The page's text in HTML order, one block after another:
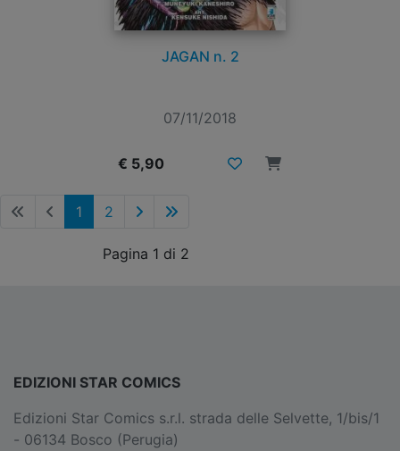
JAGAN n. 2
07/11/2018
€ 5,90
1 2
Pagina 1 di 2
EDIZIONI STAR COMICS
Edizioni Star Comics s.r.l. strada delle Selvette, 1/bis/1
- 06134 Bosco (Perugia)